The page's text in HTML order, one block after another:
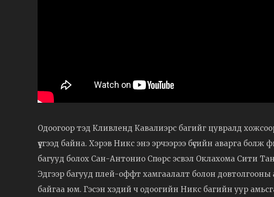
Одоогоор тэд Кливленд Кавалиэрс багийг цувралд
үүсгээд байна. Хэрэв Никс энэ эрчээрээ бүсийн аварга
багууд болох Сан-Антонио Спөрс эсвэл Оклахома Сити
Эдгээр багууд плей-оффт хамгаалалт болон
байгаа юм. Гэсэн хэдий ч одоогийн Никс багийн уур